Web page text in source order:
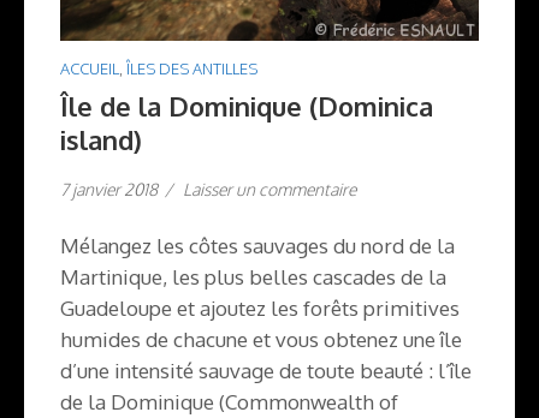
ACCUEIL, ÎLES DES ANTILLES
Île de la Dominique (Dominica
island)
7 janvier 2018 / Laisser un commentaire
Mélangez les côtes sauvages du nord de la
Martinique, les plus belles cascades de la
Guadeloupe et ajoutez les forêts primitives
humides de chacune et vous obtenez une île
d’une intensité sauvage de toute beauté : l’île
de la Dominique (Commonwealth of